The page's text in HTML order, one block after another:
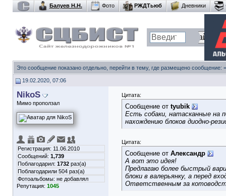
Балуев Н.Н. Фото РЖДТьюб Дневники
Это сообщение показано отдельно, перейти в тему, где размещено сообщение:
19.02.2020, 07:06
NikoS
Мимо проползал
Регистрация: 11.06.2010
Сообщений: 1,739
Поблагодарил: 1732 раз(а)
Поблагодарили 504 раз(а)
Фотоальбомы: не добавлял
Репутация: 1045
Цитата:
Сообщение от tyubik
Есть собаки, натасканные на
нахождению блоков диодно-
Цитата:
Сообщение от Александр
А вот это идея!
Предлагаю более быстрый
блоки в валерьянку, а перед
Ответственным за